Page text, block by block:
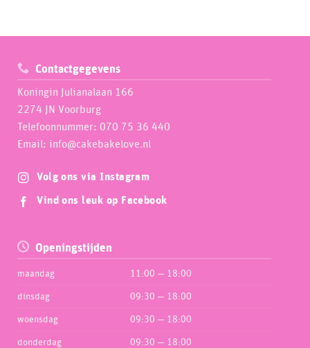
Contactgegevens
Koningin Julianalaan 166
2274 JN Voorburg
Telefoonnummer: 070 75 36 440
Email: info@cakebakelove.nl
Volg ons via Instagram
Vind ons leuk op Facebook
Openingstijden
maandag 11:00 — 18:00
dinsdag 09:30 — 18:00
woensdag 09:30 — 18:00
donderdag 09:30 — 18:00